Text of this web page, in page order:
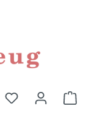
Du hast 0